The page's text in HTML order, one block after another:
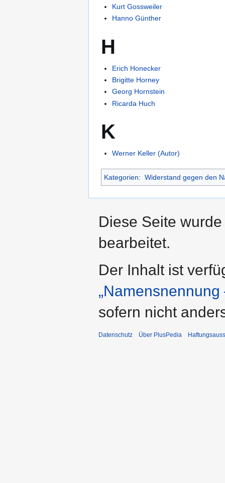
Kurt Gossweiler
Hanno Günther
H
Erich Honecker
Brigitte Horney
Georg Hornstein
Ricarda Huch
K
Werner Keller (Autor)
Kategorien: Widerstand gegen den
Diese Seite
bearbeitet.
Der Inhalt ist
sofern nicht
Datenschutz Über PlusPedia